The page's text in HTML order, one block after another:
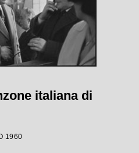
italiana di
1960